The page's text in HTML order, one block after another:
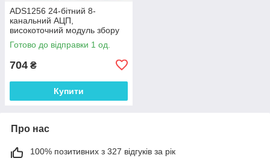
ADS1256 24-бітний 8-
канальний АЦП,
високоточний модуль збору
даних
Готово до відправки 1 од.
704 ₴
Купити
Про нас
100% позитивних з 327 відгуків за рік